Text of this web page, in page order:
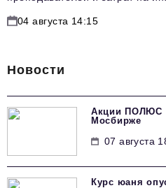
04 августа 14:15
Новости
Акции ПОЛЮС
Мосбирже
07 августа
Курс юаня